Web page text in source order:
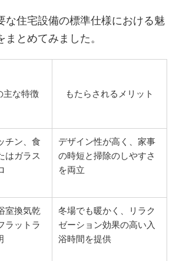
な住宅設備の標準仕様における魅
とめてみました。
主な特徴 もたらされるメリット
チン、食
はガラス
デザイン性が高く、家事
の時短と掃除のしやすさ
を両立
室換気乾
ラットラ
冬場でも暖かく、リラク
ゼーション効果の高い入
浴時間を提供